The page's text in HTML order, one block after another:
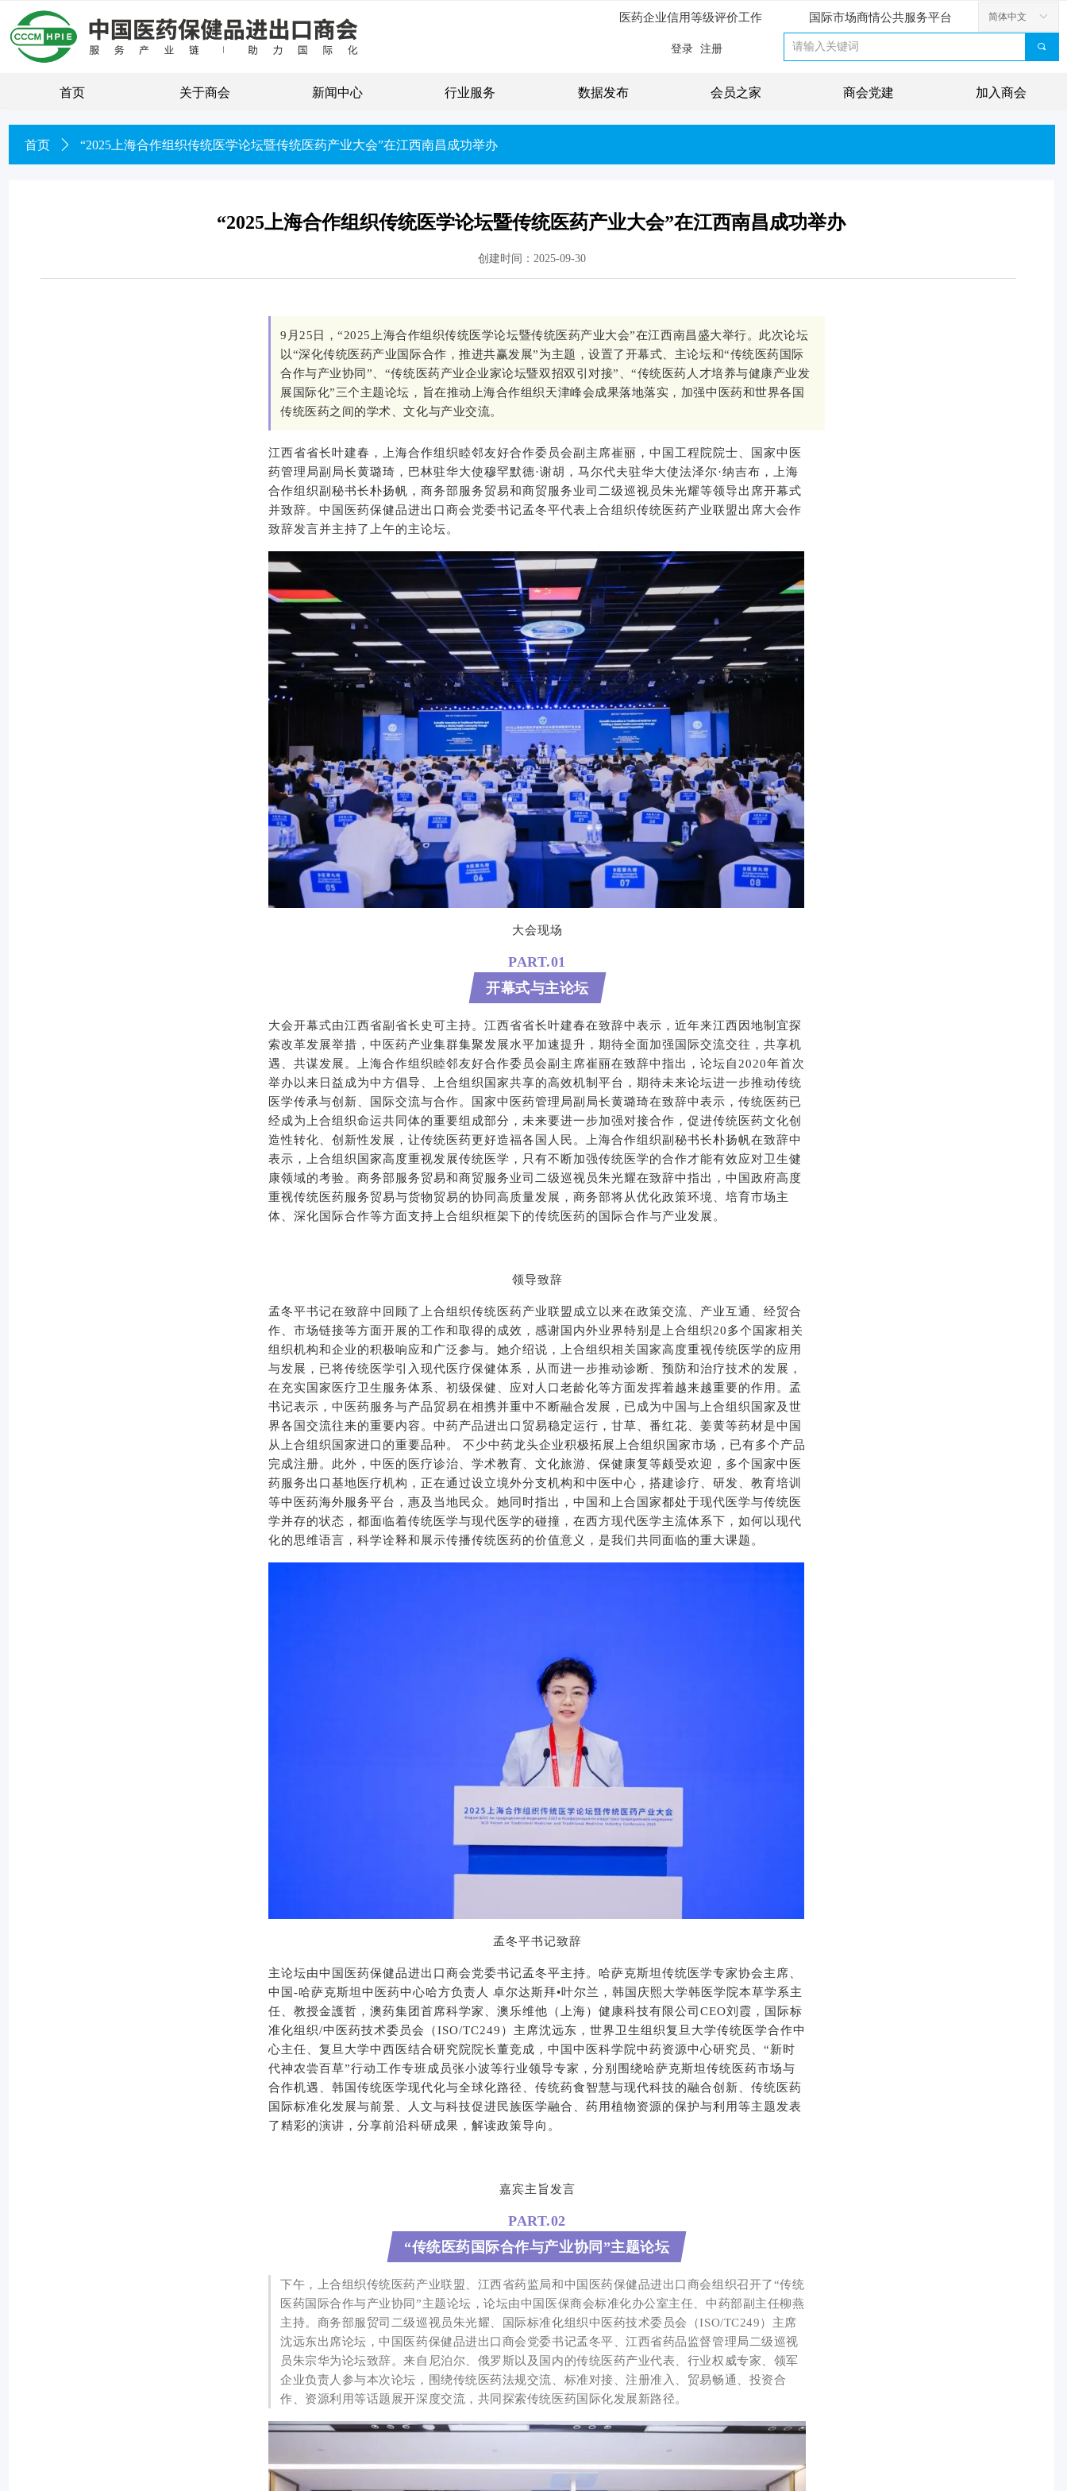
끠
首页 关于商会 新闻中心 行业服务 数据发布 会员之家 商会党建 加入商会
医药企业信用等级评价工作 国际市场商情公共服务平台
登录 注册
ꀅ
简体中文
首页 ꄲ “2025上海合作组织传统医学论坛暨传统医药产业大会”在江西南昌成功举办
“2025上海合作组织传统医学论坛暨传统医药产业大会”在江西南昌成功举办
创建时间： 2025-09-30
9月25日，“2025上海合作组织传统医学论坛暨传统医药产业大会”在江西南昌盛大举行。此次论坛
以“深化传统医药产业国际合作，推进共赢发展”为主题，设置了开幕式、主论坛和“传统医药国际
合作与产业协同”、“传统医药产业企业家论坛暨双招双引对接”、“传统医药人才培养与健康产业发
展国际化”三个主题论坛，旨在推动上海合作组织天津峰会成果落地落实，加强中医药和世界各国
传统医药之间的学术、文化与产业交流。
江西省省长叶建春，上海合作组织睦邻友好合作委员会副主席崔丽，中国工程院院士、国家中医
药管理局副局长黄璐琦，巴林驻华大使穆罕默德·谢胡，马尔代夫驻华大使法泽尔·纳吉布，上海
合作组织副秘书长朴扬帆，商务部服务贸易和商贸服务业司二级巡视员朱光耀等领导出席开幕式
并致辞。中国医药保健品进出口商会党委书记孟冬平代表上合组织传统医药产业联盟出席大会作
致辞发言并主持了上午的主论坛。
大会现场
PART.01
开幕式与主论坛
大会开幕式由江西省副省长史可主持。江西省省长叶建春在致辞中表示，近年来江西因地制宜探
索改革发展举措，中医药产业集群集聚发展水平加速提升，期待全面加强国际交流交往，共享机
遇、共谋发展。上海合作组织睦邻友好合作委员会副主席崔丽在致辞中指出，论坛自2020年首次
举办以来日益成为中方倡导、上合组织国家共享的高效机制平台，期待未来论坛进一步推动传统
医学传承与创新、国际交流与合作。国家中医药管理局副局长黄璐琦在致辞中表示，传统医药已
经成为上合组织命运共同体的重要组成部分，未来要进一步加强对接合作，促进传统医药文化创
造性转化、创新性发展，让传统医药更好造福各国人民。上海合作组织副秘书长朴扬帆在致辞中
表示，上合组织国家高度重视发展传统医学，只有不断加强传统医学的合作才能有效应对卫生健
康领域的考验。商务部服务贸易和商贸服务业司二级巡视员朱光耀在致辞中指出，中国政府高度
重视传统医药服务贸易与货物贸易的协同高质量发展，商务部将从优化政策环境、培育市场主
体、深化国际合作等方面支持上合组织框架下的传统医药的国际合作与产业发展。
领导致辞
孟冬平书记在致辞中回顾了上合组织传统医药产业联盟成立以来在政策交流、产业互通、经贸合
作、市场链接等方面开展的工作和取得的成效，感谢国内外业界特别是上合组织20多个国家相关
组织机构和企业的积极响应和广泛参与。她介绍说，上合组织相关国家高度重视传统医学的应用
与发展，已将传统医学引入现代医疗保健体系，从而进一步推动诊断、预防和治疗技术的发展，
在充实国家医疗卫生服务体系、初级保健、应对人口老龄化等方面发挥着越来越重要的作用。孟
书记表示，中医药服务与产品贸易在相携并重中不断融合发展，已成为中国与上合组织国家及世
界各国交流往来的重要内容。中药产品进出口贸易稳定运行，甘草、番红花、姜黄等药材是中国
从上合组织国家进口的重要品种。 不少中药龙头企业积极拓展上合组织国家市场，已有多个产品
完成注册。此外，中医的医疗诊治、学术教育、文化旅游、保健康复等颇受欢迎，多个国家中医
药服务出口基地医疗机构，正在通过设立境外分支机构和中医中心，搭建诊疗、研发、教育培训
等中医药海外服务平台，惠及当地民众。她同时指出，中国和上合国家都处于现代医学与传统医
学并存的状态，都面临着传统医学与现代医学的碰撞，在西方现代医学主流体系下，如何以现代
化的思维语言，科学诠释和展示传播传统医药的价值意义，是我们共同面临的重大课题。
孟冬平书记致辞
主论坛由中国医药保健品进出口商会党委书记孟冬平主持。哈萨克斯坦传统医学专家协会主席、
中国-哈萨克斯坦中医药中心哈方负责人 卓尔达斯拜•叶尔兰，韩国庆熙大学韩医学院本草学系主
任、教授金護哲，澳药集团首席科学家、澳乐维他（上海）健康科技有限公司CEO刘霞，国际标
准化组织/中医药技术委员会（ISO/TC249）主席沈远东，世界卫生组织复旦大学传统医学合作中
心主任、复旦大学中西医结合研究院院长董竞成，中国中医科学院中药资源中心研究员、“新时
代神农尝百草”行动工作专班成员张小波等行业领导专家，分别围绕哈萨克斯坦传统医药市场与
合作机遇、韩国传统医学现代化与全球化路径、传统药食智慧与现代科技的融合创新、传统医药
国际标准化发展与前景、人文与科技促进民族医学融合、药用植物资源的保护与利用等主题发表
了精彩的演讲，分享前沿科研成果，解读政策导向。
嘉宾主旨发言
PART.02
“传统医药国际合作与产业协同”主题论坛
下午，上合组织传统医药产业联盟、江西省药监局和中国医药保健品进出口商会组织召开了“传统
医药国际合作与产业协同”主题论坛，论坛由中国医保商会标准化办公室主任、中药部副主任柳燕
主持。商务部服贸司二级巡视员朱光耀、国际标准化组织中医药技术委员会（ISO/TC249）主席
沈远东出席论坛，中国医药保健品进出口商会党委书记孟冬平、江西省药品监督管理局二级巡视
员朱宗华为论坛致辞。来自尼泊尔、俄罗斯以及国内的传统医药产业代表、行业权威专家、领军
企业负责人参与本次论坛，围绕传统医药法规交流、标准对接、注册准入、贸易畅通、投资合
作、资源利用等话题展开深度交流，共同探索传统医药国际化发展新路径。